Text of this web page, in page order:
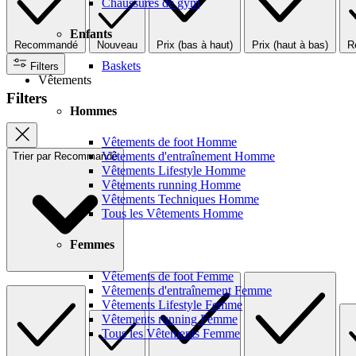
Chaussures de gym
Enfants
Baskets
Vêtements
Hommes
Vêtements de foot Homme
Vêtements d'entraînement Homme
Vêtements Lifestyle Homme
Vêtements running Homme
Vêtements Techniques Homme
Tous les Vêtements Homme
Femmes
Vêtements de foot Femme
Vêtements d'entraînement Femme
Vêtements Lifestyle Femme
Vêtements running Femme
Tous les Vêtements Femme
Recommandé Nouveau Prix (bas à haut) Prix (haut à bas)
Filters
Filters
Trier par Recommandé